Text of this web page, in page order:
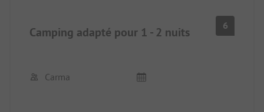
Camping adapté pour 1 - 2 nuits 6
Carma